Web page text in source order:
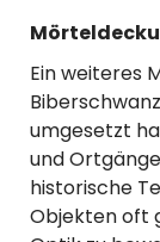
Ein weiteres
umgesetzt
und
historische
Objekten oft